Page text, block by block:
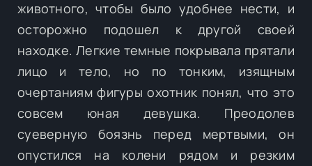
животного, чтобы было удобнее нести, и
осторожно подошел к другой своей
находке. Легкие темные покрывала прятали
лицо и тело, но по тонким, изящным
очертаниям фигуры охотник понял, что это
совсем юная девушка. Преодолев
суеверную боязнь перед мертвыми, он
опустился на колени рядом и резким